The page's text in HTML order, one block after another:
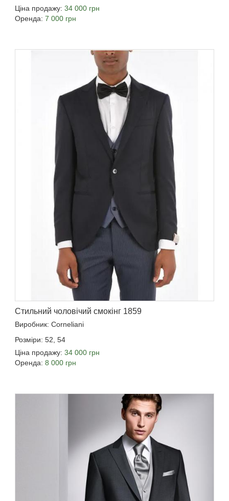
Ціна продажу: 34 000 грн
Оренда: 7 000 грн
Стильний чоловічий смокінг 1859
Виробник: Corneliani
Розміри: 52, 54
Ціна продажу: 34 000 грн
Оренда: 8 000 грн